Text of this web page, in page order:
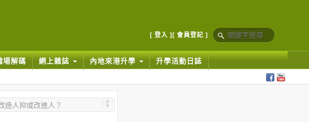
[ 登入 ] [ 會員登記 ]
場解碼 網上雜誌 內地來港升學 升學活動日誌